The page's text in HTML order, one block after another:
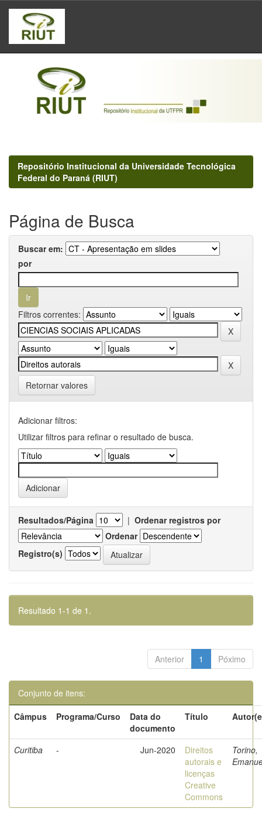
Skip
navigation
Repositório Institucional da Universidade Tecnológica
Federal do Paraná (RIUT)
Página de Busca
Buscar em:
por
Filtros correntes:
Retornar valores
Adicionar filtros:
Utilizar filtros para refinar o resultado de busca.
Resultados/Página | Ordenar registros por
Ordenar
Registro(s)
Resultado 1-1 de 1.
Anterior 1 Póximo
Conjunto de itens:
Câmpus
Programa/Curso
Data do
documento
Título
Curitiba - Jun-2020
Direitos
autorais e
licenças
Creative
Commons
Torino,